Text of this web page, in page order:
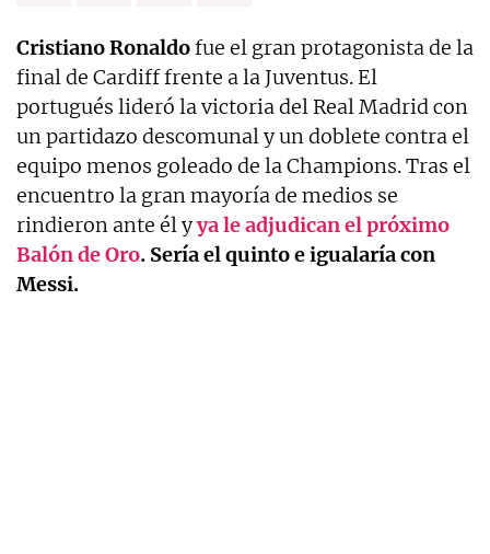
Cristiano Ronaldofue el gran protagonista de la
final de Cardiff frente a la Juventus. El
portugués lideró la victoria del Real Madrid con
un partidazo descomunal y un doblete contra el
equipo menos goleado de la Champions. Tras el
encuentro la gran mayoría de medios se
rindieron ante él yya le adjudican el próximo
Balón de Oro. Sería el quinto e igualaría con
Messi.